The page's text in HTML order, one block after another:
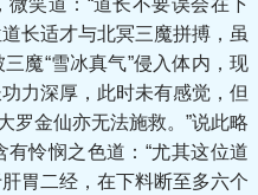
笑道：“道长不要误会在下
长适才与北冥三魔拼搏，虽
魔“雪冰真气”侵入体内，现
力深厚，此时未有感觉，但
罗金仙亦无法施救。”说此略
怜悯之色道：“尤其这位道
胃二经，在下料断至多六个